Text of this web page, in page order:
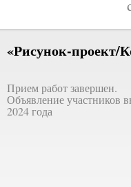
«Рисунок-проект/
Прием работ завершен.
Объявление участников
2024 года